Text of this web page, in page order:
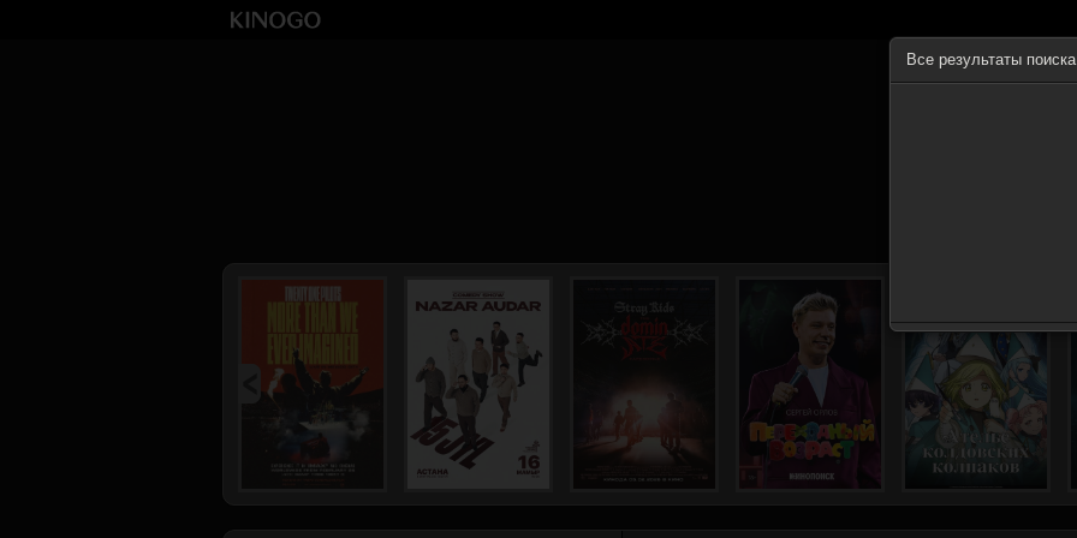
Все результаты